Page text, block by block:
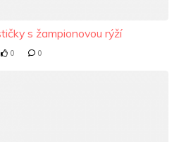
s žampionovou rýží
0 0